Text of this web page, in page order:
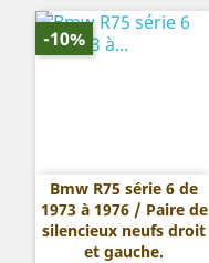
Bmw R75 série 6 de
1973 à 1976 / Paire de
silencieux neufs droit
et gauche.
-10%